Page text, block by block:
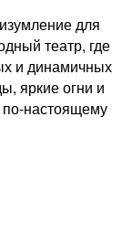
для
театр, где
и динамичных
яркие огни и
настоящему